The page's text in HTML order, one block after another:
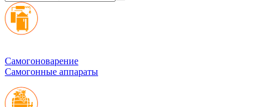
Cамогоноварение
Самогонные аппараты